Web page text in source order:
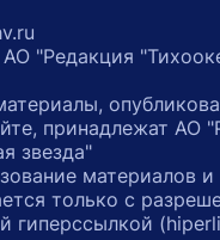
"Редакция
принадлежат АО
звезда"
материалов и
только с
гиперссылкой